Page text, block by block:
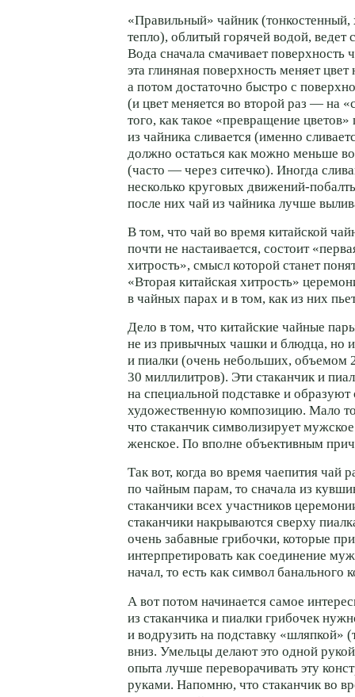
«Правильный» чайник
тепло), облитый горячей водой, ведет
Вода сначала смачивает поверхность
эта глиняная поверхность меняет
а потом достаточно быстро с
(и цвет меняется во второй раз — на
того, как такое «превращение
из чайника сливается (именно
должно остаться как можно меньше
(часто — через ситечко). Иногда
несколько круговых движений-
после них чай из чайника лучше
В том, что чай во время китайской
почти не настаивается, состоит
хитрость», смысл которой станет
«Вторая китайская хитрость»
в чайных парах и в том, как из них
Дело в том, что китайские чайные
не из привычных чашки и блюдца, но
и пиалки (очень небольших,
30 миллилитров). Эти стаканчик и
на специальной подставке и образуют
художественную композицию. Мало
что стаканчик символизирует
женское. По вполне объективным
Так вот, когда во время чаепития чай
по чайным парам, то сначала из
стаканчики всех участников
стаканчики накрываются сверху
очень забавные грибочки, которые
интерпретировать как соединение
начал, то есть как символ банального
А вот потом начинается самое
из стаканчика и пиалки грибочек
и водрузить на подставку «шляпкой»
вниз. Умельцы делают это одной
опыта лучше переворачивать эту
руками. Напомню, что стаканчик во